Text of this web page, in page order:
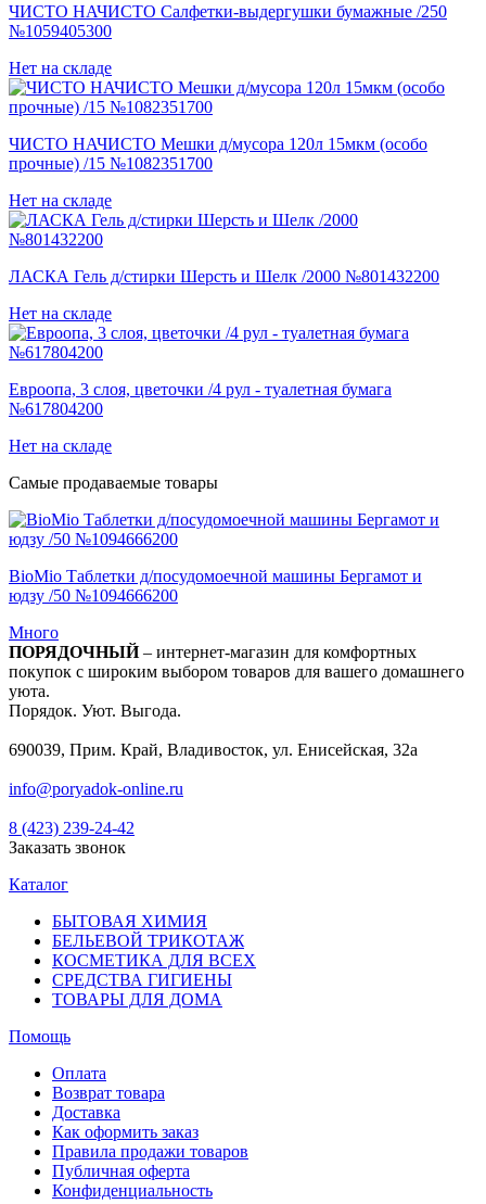
ЧИСТО НАЧИСТО Салфетки-выдергушки бумажные /250
№1059405300
Нет на складе
ЧИСТО НАЧИСТО Мешки д/мусора 120л 15мкм (особо
прочные) /15 №1082351700
Нет на складе
ЛАСКА Гель д/стирки Шерсть и Шелк /2000 №801432200
Нет на складе
Евроопа, 3 слоя, цветочки /4 рул - туалетная бумага
№617804200
Нет на складе
Самые продаваемые товары
BioMio Таблетки д/посудомоечной машины Бергамот и
юдзу /50 №1094666200
Много
ПОРЯДОЧНЫЙ– интернет-магазин для комфортных
покупок с широким выбором товаров для вашего домашнего
уюта.
Порядок. Уют. Выгода.
690039, Прим. Край, Владивосток, ул. Енисейская, 32а
info@poryadok-online.ru
8 (423) 239-24-42
Заказать звонок
Каталог
БЫТОВАЯ ХИМИЯ
БЕЛЬЕВОЙ ТРИКОТАЖ
КОСМЕТИКА ДЛЯ ВСЕХ
СРЕДСТВА ГИГИЕНЫ
ТОВАРЫ ДЛЯ ДОМА
Помощь
Оплата
Возврат товара
Доставка
Как оформить заказ
Правила продажи товаров
Публичная оферта
Конфиденциальность